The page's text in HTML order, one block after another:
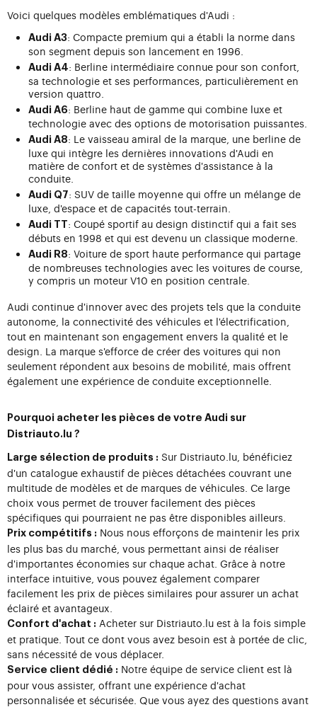
Voici quelques modèles emblématiques d'Audi :
Audi A3: Compacte premium qui a établi la norme dans
son segment depuis son lancement en 1996.
Audi A4: Berline intermédiaire connue pour son confort,
sa technologie et ses performances, particulièrement en
version quattro.
Audi A6: Berline haut de gamme qui combine luxe et
technologie avec des options de motorisation puissantes.
Audi A8: Le vaisseau amiral de la marque, une berline de
luxe qui intègre les dernières innovations d'Audi en
matière de confort et de systèmes d'assistance à la
conduite.
Audi Q7: SUV de taille moyenne qui offre un mélange de
luxe, d'espace et de capacités tout-terrain.
Audi TT: Coupé sportif au design distinctif qui a fait ses
débuts en 1998 et qui est devenu un classique moderne.
Audi R8: Voiture de sport haute performance qui partage
de nombreuses technologies avec les voitures de course,
y compris un moteur V10 en position centrale.
Audi continue d'innover avec des projets tels que la conduite
autonome, la connectivité des véhicules et l'électrification,
tout en maintenant son engagement envers la qualité et le
design. La marque s'efforce de créer des voitures qui non
seulement répondent aux besoins de mobilité, mais offrent
également une expérience de conduite exceptionnelle.
Pourquoi acheter les pièces de votre Audi sur
Distriauto.lu ?
Large sélection de produits : Sur Distriauto.lu, bénéficiez
d'un catalogue exhaustif de pièces détachées couvrant une
multitude de modèles et de marques de véhicules. Ce large
choix vous permet de trouver facilement des pièces
spécifiques qui pourraient ne pas être disponibles ailleurs.
Prix compétitifs : Nous nous efforçons de maintenir les prix
les plus bas du marché, vous permettant ainsi de réaliser
d'importantes économies sur chaque achat. Grâce à notre
interface intuitive, vous pouvez également comparer
facilement les prix de pièces similaires pour assurer un achat
éclairé et avantageux.
Confort d'achat : Acheter sur Distriauto.lu est à la fois simple
et pratique. Tout ce dont vous avez besoin est à portée de clic,
sans nécessité de vous déplacer.
Service client dédié : Notre équipe de service client est là
pour vous assister, offrant une expérience d'achat
personnalisée et sécurisée. Que vous ayez des questions avant